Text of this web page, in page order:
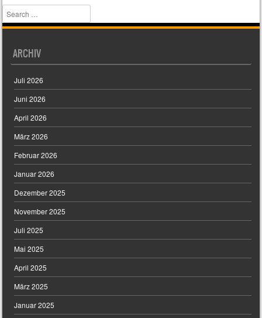
Search
ARCHIV
Juli 2026
Juni 2026
April 2026
März 2026
Februar 2026
Januar 2026
Dezember 2025
November 2025
Juli 2025
Mai 2025
April 2025
März 2025
Januar 2025